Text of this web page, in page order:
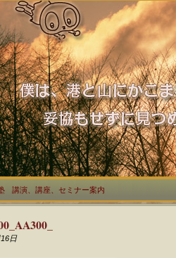
講演、講座、セミナー案内
日